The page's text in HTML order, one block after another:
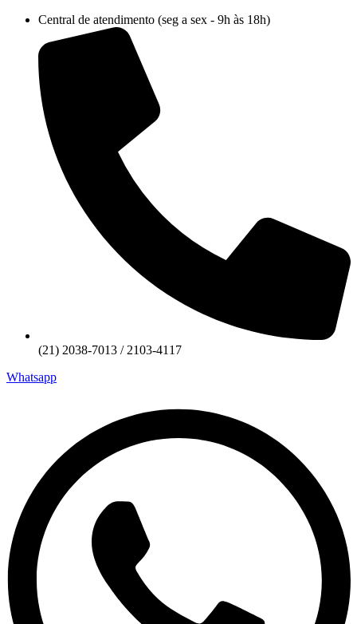
conteúdo
Central de atendimento (seg a sex - 9h às 18h)
(21) 2038-7013 / 2103-4117
Whatsapp